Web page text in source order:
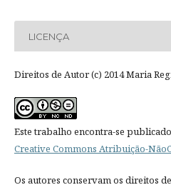
LICENÇA
Direitos de Autor (c) 2014 Maria
Este trabalho encontra-se
Creative Commons Atribuição-
Os autores conservam os direitos